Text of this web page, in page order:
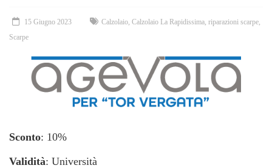
15 Giugno 2023 Calzolaio Calzolaio La Rapidissima riparazioni scarpe
Scarpe
Sconto: 10%
Validità: Università